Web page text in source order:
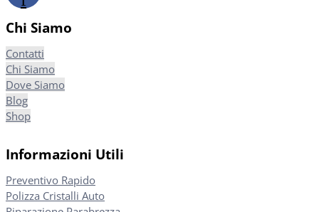
Chi Siamo
Contatti
Chi Siamo
Dove Siamo
Blog
Shop
Informazioni Utili
Preventivo Rapido
Polizza Cristalli Auto